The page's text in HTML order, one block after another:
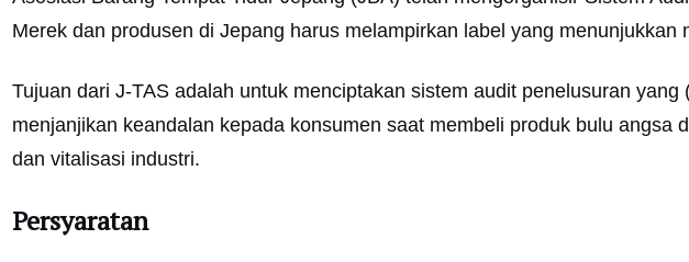
Merek dan produsen di Jepang harus melampirkan label yang
Tujuan dari J-TAS adalah untuk menciptakan sistem audit penelusuran
menjanjikan keandalan kepada konsumen saat membeli produk bulu
dan vitalisasi industri.
Persyaratan